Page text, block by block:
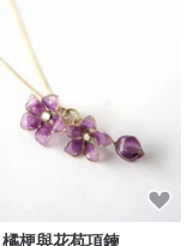
梗與花苞項鍊